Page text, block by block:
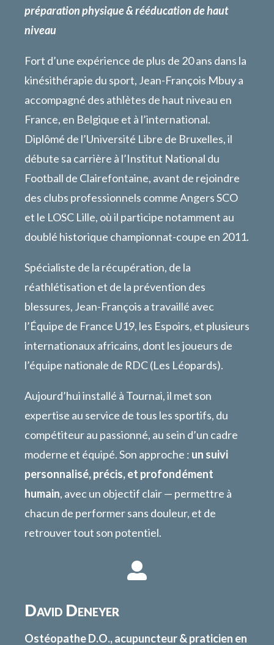
préparation physique & rééducation de haut
niveau
Fort d’une expérience de plus de 20 ans dans la
kinésithérapie du sport, Jean-François Mbuy a
accompagné des athlètes de haut niveau en
France, en Belgique et à l’international.
Diplômé de l’Université Libre de Bruxelles, il
débute sa carrière à l’Institut National du
Football de Clairefontaine, avant de rejoindre
des clubs professionnels comme Angers SCO
et le LOSC Lille, où il participe notamment au
doublé historique championnat-coupe en 2011.
Spécialiste de la récupération, de la
réathlétisation et de la prévention des
blessures, Jean-François a travaillé avec
l’Équipe de France U19, les Espoirs, et plusieurs
internationaux africains, dont les joueurs de
l’équipe nationale de RDC (Les Léopards).
Aujourd’hui installé à Tournai, il met son
expertise au service de tous les sportifs, du
compétiteur au passionné, au sein d’un cadre
moderne et équipé. Son approche : un suivi
personnalisé, précis, et profondément
humain, avec un objectif clair — permettre à
chacun de performer sans douleur, et de
retrouver tout son potentiel.

David Deneyer
Ostéopathe D.O., acupuncteur & praticien en